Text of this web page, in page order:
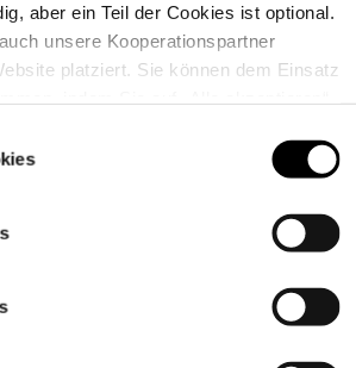
aber ein Teil der Cookies ist optional.
unsere Kooperationspartner
platziert. Sie können dem Einsatz
Einstellungen